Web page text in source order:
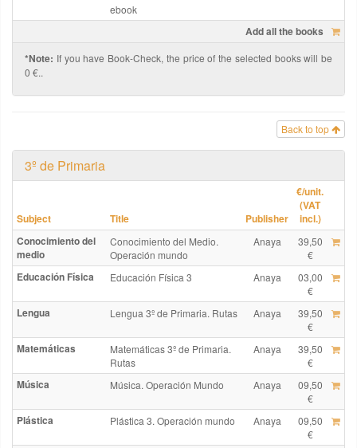
ebook
Add all the books
*Note: If you have Book-Check, the price of the selected books will be
0 €..
Back to top
3º de Primaria
Subject Title Publisher
€/unit.
(VAT
incl.)
Conocimiento del
medio
Conocimiento del Medio.
Operación mundo
Anaya
39,50
€
Educación Física Educación Física 3 Anaya
03,00
€
Lengua Lengua 3º de Primaria. Rutas Anaya
39,50
€
Matemáticas
Matemáticas 3º de Primaria.
Rutas
Anaya
39,50
€
Música Música. Operación Mundo Anaya
09,50
€
Plástica Plástica 3. Operación mundo Anaya
09,50
€